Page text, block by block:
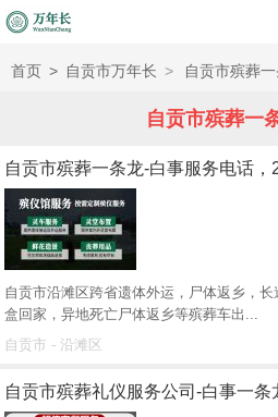
首页 > 自贡市万年长 > 自贡市殡葬
自贡市殡葬一
自贡市殡葬一条龙-白事服务电话，
自贡市沿滩区跨省遗体外运，尸体返乡，
盒回家，异地死亡尸体返乡等殡葬车出...
自贡市 - 沿滩区
自贡市殡葬礼仪服务公司-白事一条